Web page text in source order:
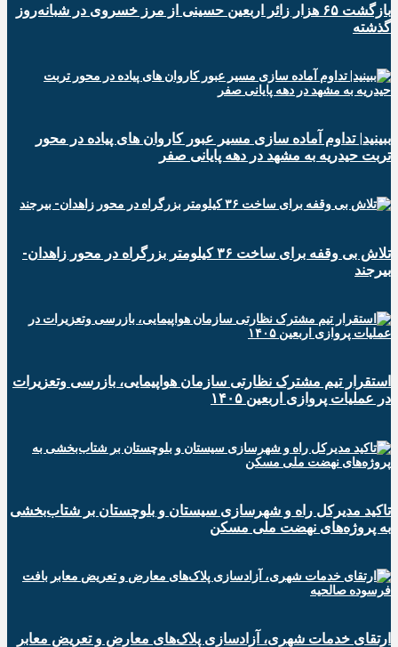
️بازگشت ۶۵ هزار زائر اربعین حسینی از مرز خسروی در شبانه‌روز
گذشته
ببینید| تداوم آماده سازی مسیر عبور کاروان های پیاده در محور
تربت حیدریه به مشهد در دهه پایانی صفر
تلاش بی وقفه برای ساخت ۳۶ کیلومتر بزرگراه در محور زاهدان-
بیرجند
استقرار تیم مشترک نظارتی سازمان هواپیمایی، بازرسی وتعزیرات
در عملیات پروازی اربعین ۱۴۰۵
تاکید مدیرکل راه و شهرسازی سیستان و بلوچستان بر شتاب‌بخشی
به پروژه‌های نهضت ملی مسکن
ارتقای خدمات شهری، آزادسازی پلاک‌های معارض و تعریض معابر